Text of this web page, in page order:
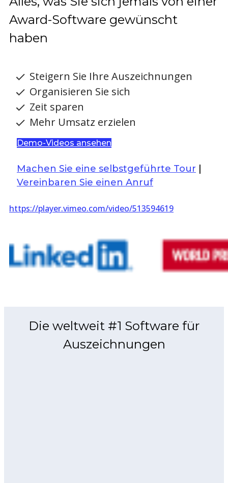
Award-Software gewünscht
haben
Steigern Sie Ihre Auszeichnungen
Organisieren Sie sich
Zeit sparen
Mehr Umsatz erzielen
Demo-Videos ansehen
Machen Sie eine selbstgeführte Tour
Vereinbaren Sie einen Anruf
https://player.vimeo.com/video/513594619
Die weltweit #1 Software für
Auszeichnungen